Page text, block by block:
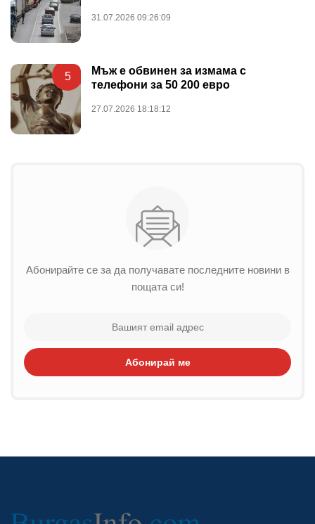
31.07.2026 09:26:09
5
Мъж е обвинен за измама с
телефони за 50 200 евро
27.07.2026 18:18:12
Абонирайте се за да получавате последните новини в
пощата си!
Абонирай ме